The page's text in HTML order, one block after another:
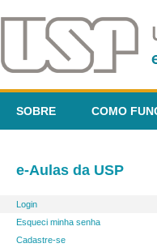
SOBRE COMO
e-Aulas da USP
Login
Esqueci minha senha
Cadastre-se